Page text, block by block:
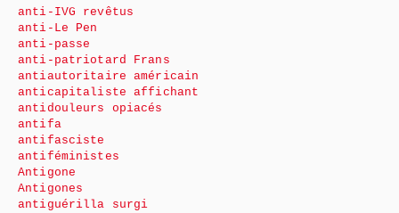
anti-IVG revêtus
anti-Le Pen
anti-passe
anti-patriotard Frans
antiautoritaire américain
anticapitaliste affichant
antidouleurs opiacés
antifa
antifasciste
antiféministes
Antigone
Antigones
antiguérilla surgi